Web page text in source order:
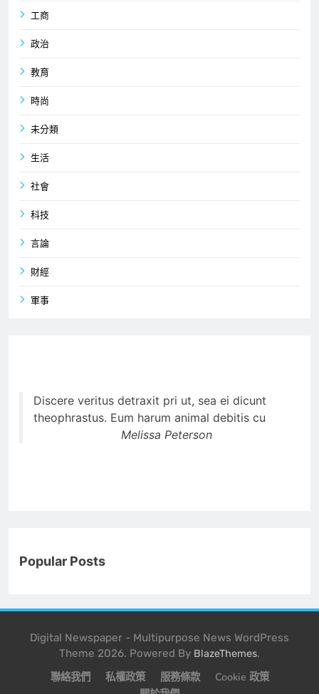
工商
政治
教育
時尚
未分類
生活
社會
科技
言論
財經
軍事
Discere veritus detraxit pri ut, sea ei dicunt
theophrastus. Eum harum animal debitis cu
Melissa Peterson
Popular Posts
Digital Newspaper - Multipurpose News WordPress
Theme 2026. Powered By BlazeThemes.
聯絡我們 私權政策 服務條款
Cookie 政策